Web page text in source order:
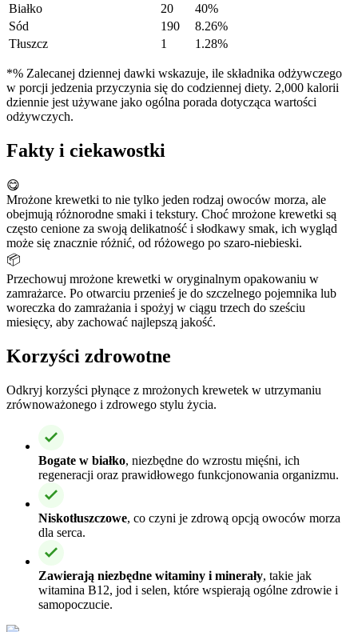
Białko
20
40%
Sód
190
8.26%
Tłuszcz
1 1.28%
*% Zalecanej dziennej dawki wskazuje, ile składnika odżywczego
w porcji jedzenia przyczynia się do codziennej diety. 2,000 kalorii
dziennie jest używane jako ogólna porada dotycząca wartości
odżywczych.
Fakty i ciekawostki
😋
Mrożone krewetki to nie tylko jeden rodzaj owoców morza, ale
obejmują różnorodne smaki i tekstury. Choć mrożone krewetki są
często cenione za swoją delikatność i słodkawy smak, ich wygląd
może się znacznie różnić, od różowego po szaro-niebieski.
📦
Przechowuj mrożone krewetki w oryginalnym opakowaniu w
zamrażarce. Po otwarciu przenieś je do szczelnego pojemnika lub
woreczka do zamrażania i spożyj w ciągu trzech do sześciu
miesięcy, aby zachować najlepszą jakość.
Korzyści zdrowotne
Odkryj korzyści płynące z mrożonych krewetek w utrzymaniu
zrównoważonego i zdrowego stylu życia.
Bogate w białko, niezbędne do wzrostu mięśni, ich
regeneracji oraz prawidłowego funkcjonowania organizmu.
Niskotłuszczowe, co czyni je zdrową opcją owoców morza
dla serca.
Zawierają niezbędne witaminy i minerały, takie jak
witamina B12, jod i selen, które wspierają ogólne zdrowie i
samopoczucie.